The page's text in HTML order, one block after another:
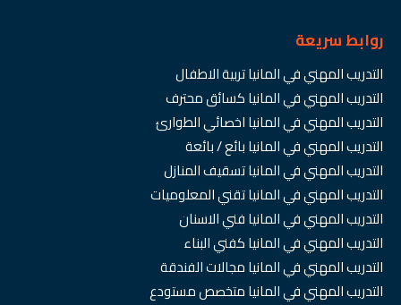
روابط سريعة
التدريب المهني في المانيا تربية الاطفال
التدريب المهني في المانيا كسائق محترف
التدريب المهني في المانيا اخصائي الطوارئ
التدريب المهني في المانيا بائع / بائعة
التدريب المهني في المانيا تسقيف المنازل
التدريب المهني في المانيا تقني المعلوميات
التدريب المهني في المانيا فني الاسنان
التدريب المهني في المانيا كفني البناء
التدريب المهني في المانيا مجالات الفندقة
التدريب المهني في المانيا متخصص مستودع